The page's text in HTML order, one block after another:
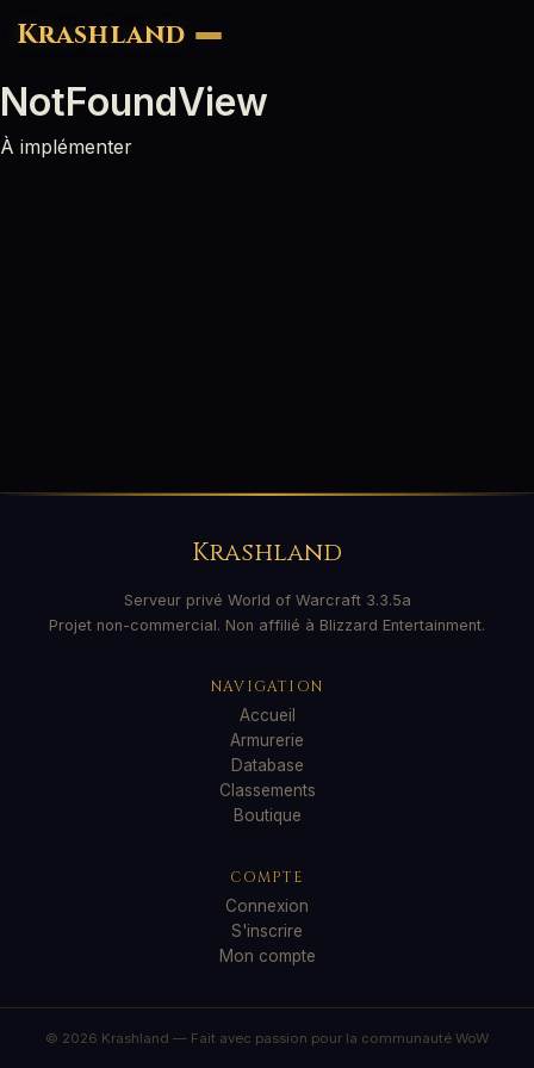
Krashland
NotFoundView
À implémenter
Krashland
Serveur privé World of Warcraft 3.3.5a
Projet non-commercial. Non affilié à Blizzard Entertainment.
NAVIGATION
Accueil
Armurerie
Database
Classements
Boutique
COMPTE
Connexion
S'inscrire
Mon compte
© 2026 Krashland — Fait avec passion pour la communauté WoW